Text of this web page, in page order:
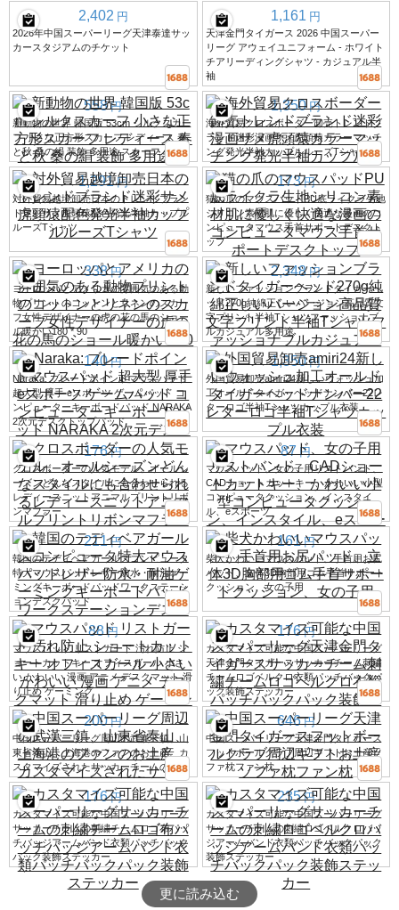
2,402 円
2026年中国スーパーリーグ天津泰達サッ
カースタジアムのチケット
1,161 円
天津金門タイガース 2026 中国スーパー
リーグ アウェイユニフォーム - ホワイト
チアリーディングシャツ - カジュアル半
袖
558 円
新動物の世界 韓国版 53cm シルクスカー
フ 小さな正方形スカーフ レディース 春
と秋 桑の絹 装飾 多用途 スカーフ
1,350 円
海外貿易クロスボーダー卸売トレンドブ
ランド迷彩漫画サメ虎頭猿カラーマッチ
ング発光半袖カップルルーズTシャツ
1,291 円
対外貿易越境卸売日本のトレンドブラン
ド迷彩サメ虎頭猿配色発光半袖カップル
ルーズTシャツ
173 円
猫の爪のマウスパッドPU底ライクラ生地
シリコン素材肌に優しく快適な漫画のコ
ンピュータマウス手首サポートデスクト
ップ
338 円
ヨーロッパとアメリカの雰囲気のある動
物プリントのコットンとリネンのスカー
フ女性デザイナーの虎の花の馬のショー
ル暖かい180 * 90
2,348 円
新しいファッションブランドタイガーヘ
ッド270g純綿正しいバージョン高品質文
字プリント半袖Tシャツファッショナブ
ルカジュアル多用途
140 円
Naraka: ブレードポイントマウスパッド
超大型 厚手 eスポーツ ゲームパッド コ
ンピューターキーボードパッド NARAKA
2次元デスクトップパッド
1,350 円
外国貿易卸売amiri24新しいウォッシュ加
工オールドタイガーヘッドナンバー22レ
ターロゴ半袖Tシャツカップル衣装
176 円
クロスボーダーの人気モデル、オールシ
ーズンどんなスタイルにも合わせられる
レディースニットアニマルプリントリボ
ンマフラー
87 円
マウスパッド、女の子用リストバンド、
CADショートカットキー、かわいい小型
コンピュータクッション、インスタイ
ル、eスポーツ
211 円
韓国のテディベアガールズコンピュータ
特大マウスパッドレザー防水・耐油ゲー
ミングキーボードパッドワークステーシ
ョンデスクパッド
161 円
柴犬かわいいマウスパッド、手首用お尻
パッド、立体3D胸部用ゴム手首サポート
クッション、女の子用
88 円
マウスパッド リストガード 汚れ防止 シ
ョートカットキー オフィスガール 小さ
い かわいい 漫画 アニメ デスクマット 滑
り止め ゲーミング
176 円
カスタマイズ可能な中国スーパーリーグ
天津金門タイガースサッカーチーム刺繍
チームロゴベルクロ衣類パッチバックパ
ック装飾ステッカー
200 円
中国スーパーリーグ周辺の武漢三鎮、山
東省泰山、上海港のファンのお土産、カ
スタマイズされたサッカーチームの枕
646 円
中国スーパーリーグ天津金門タイガース
フットボールクラブ周辺ギフトお土産ソ
ファ枕ファン枕
176 円
カスタマイズ可能な中国スーパーリーグ
サッカーチームの刺繍チームロゴ布パッ
チバッジアームバンド衣類パッチバック
パック装飾ステッカー
235 円
カスタマイズ可能な中国スーパーリーグ
サッカーチームの刺繍ロゴベルクロバッ
ジアームバンド衣類パッチバックパック
装飾ステッカー
更に読み込む